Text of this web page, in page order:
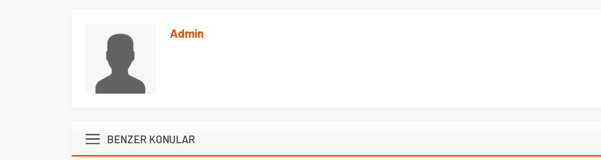
Admin
BENZER KONULAR